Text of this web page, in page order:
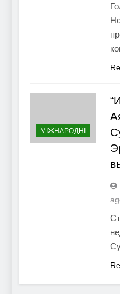
МІЖНАРОДНІ